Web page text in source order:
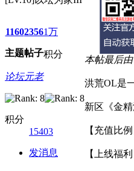
1160
主题
2356
帖子
1万
积分
论坛元老
积分
15403
发消息
本帖最后由
洪荒OL是
新区《金
【充值比
【上线福